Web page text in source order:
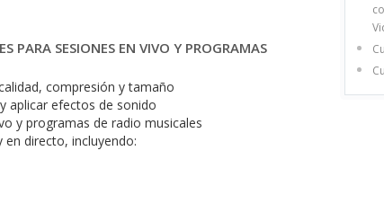
PARA SESIONES EN VIVO Y PROGRAMAS
compresión y tamaño
aplicar efectos de sonido
y programas de radio musicales
directo, incluyendo: